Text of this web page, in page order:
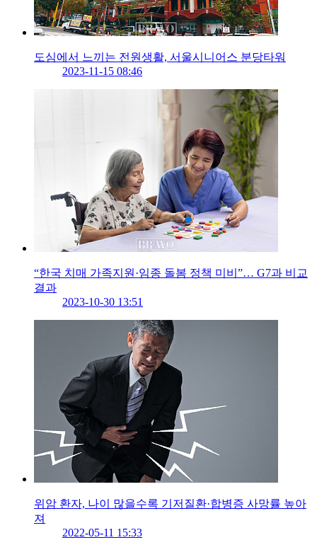
도심에서 느끼는 전원생활, 서울시니어스 분당타워
2023-11-15 08:46
“한국 치매 가족지원·임종 돌봄 정책 미비”… G7과 비교
결과
2023-10-30 13:51
위암 환자, 나이 많을수록 기저질환·합병증 사망률 높아
져
2022-05-11 15:33